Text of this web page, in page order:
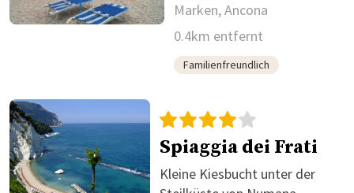
Marken, Ancona
0.4km entfernt
Familienfreundlich
Spiaggia dei Frati
Kleine Kiesbucht unter der